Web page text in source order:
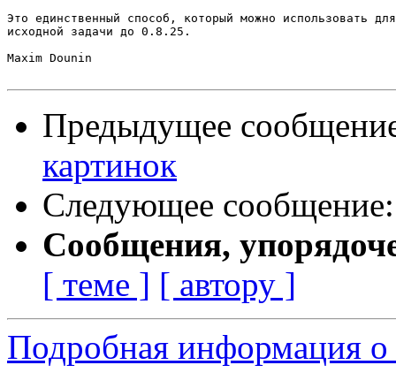
Это единственный способ, который можно использовать
исходной задачи до 0.8.25.
Maxim Dounin
Предыдущее
картинок
Следующее
Сообщения,
[ теме ] [ автору ]
Подробная информация